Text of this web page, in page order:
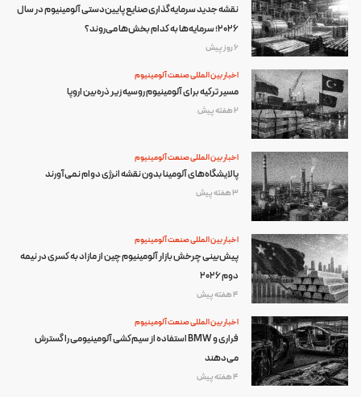
نقشه جدید سرمایه‌گذاری صنایع پایین‌دستی آلومینیوم در سال
۲۰۲۶؛ سرمایه‌ها به کدام بخش‌ها می‌روند؟
6 روز پیش
اخبار بین المللی صنعت آلومینیوم
مسیر ترکیه برای آلومینیوم روسیه زیر ذره‌بین اروپا
2 هفته پیش
اخبار بین المللی صنعت آلومینیوم
پالایشگاه‌های آلومینا بدون نقشه انرژی دوام نمی‌آورند
3 هفته پیش
اخبار بین المللی صنعت آلومینیوم
پیش‌بینی چرخش بازار آلومینیوم چین از مازاد به کسری در نیمه
دوم ۲۰۲۶
4 هفته پیش
اخبار بین المللی صنعت آلومینیوم
فراری و BMW استفاده از سیم‌کشی آلومینیومی را گسترش
می‌دهند
4 هفته پیش